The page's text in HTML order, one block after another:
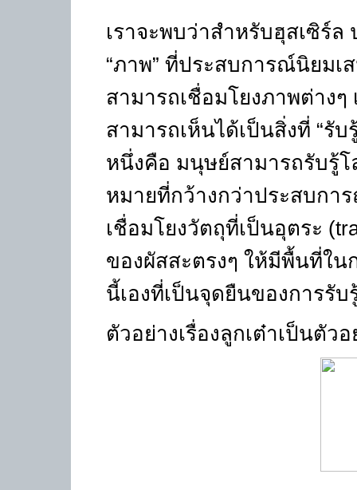
เราจะพบว่าสำหรับฮุสเซิร์
“ภาพ” ที่ประสบการณ์นิยม
สามารถเชื่อมโยงภาพต่าง
สามารถเห็นได้เป็นสิ่งที่ “รับ
หนึ่งคือ มนุษย์สามารถรับรู้
หมายที่กว้างกว่าประสบกา
เชื่อมโยงวัตถุที่เป็นอุตระ
ของผัสสะตรงๆ ให้มีพื้นที่ใ
นี้เองที่เป็นจุดยืนของการรั
ตัวอย่างเรื่องลูกเต๋าเป็นตัว